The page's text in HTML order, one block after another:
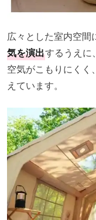
広々とした室内空間
気を演出するうえに
空気がこもりにくく
えています。